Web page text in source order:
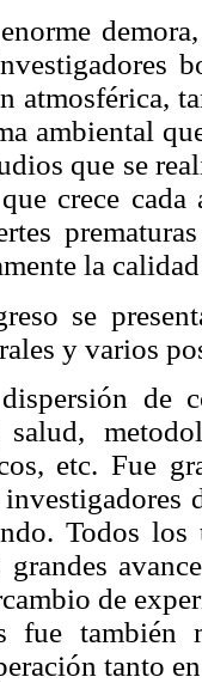
atmosférica,
ambiental
que se
crece
la
se
y varios
de
etc. Fue
Todos los
de
fue
tanto